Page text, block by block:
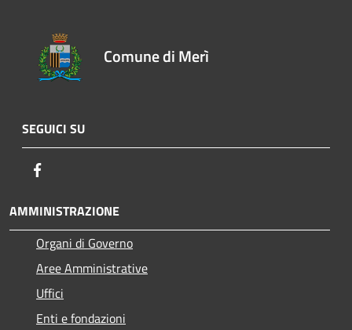
Comune di Merì
SEGUICI SU
AMMINISTRAZIONE
Organi di Governo
Aree Amministrative
Uffici
Enti e fondazioni